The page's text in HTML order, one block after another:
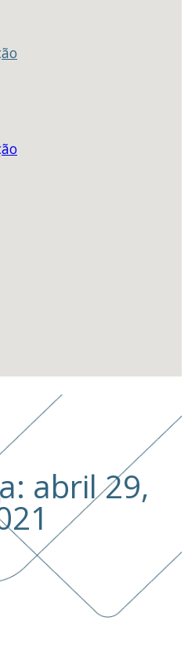
abril 29,